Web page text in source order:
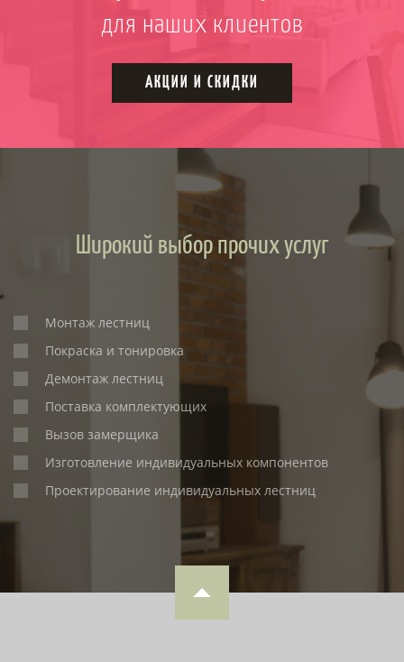
для наших клиентов
АКЦИИ И СКИДКИ
Широкий выбор прочих услуг
Монтаж лестниц
Покраска и тонировка
Демонтаж лестниц
Поставка комплектующих
Вызов замерщика
Изготовление индивидуальных компонентов
Проектирование индивидуальных лестниц